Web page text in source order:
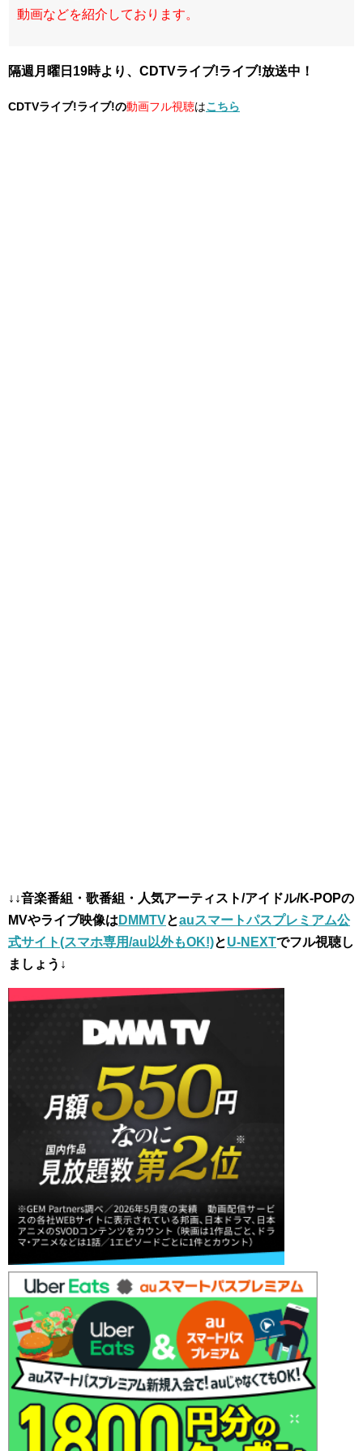
動画などを紹介しております。
隔週月曜日19時より、CDTVライブ!ライブ!放送中！
CDTVライブ!ライブ!の動画フル視聴はこちら
↓↓音楽番組・歌番組・人気アーティスト/アイドル/K-POPの
MVやライブ映像は DMMTVとauスマートパスプレミアム公
式サイト(スマホ専用/au以外もOK!)とU-NEXTでフル視聴し
ましょう↓